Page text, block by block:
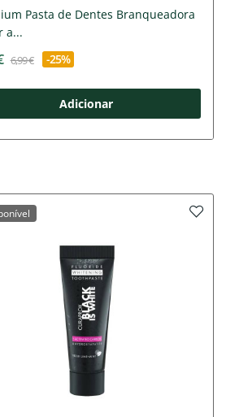
Pasta de Dentes Branqueadora
a...
6,99 € -25%
Adicionar